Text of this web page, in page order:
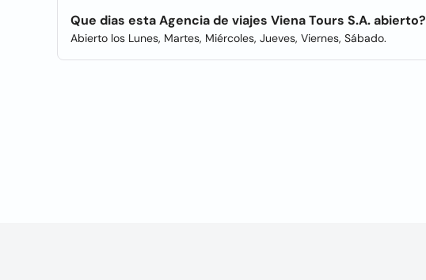
Que dias esta Agencia de viajes Viena Tours S.A. abierto?
Abierto los Lunes, Martes, Miércoles, Jueves, Viernes, Sábado.